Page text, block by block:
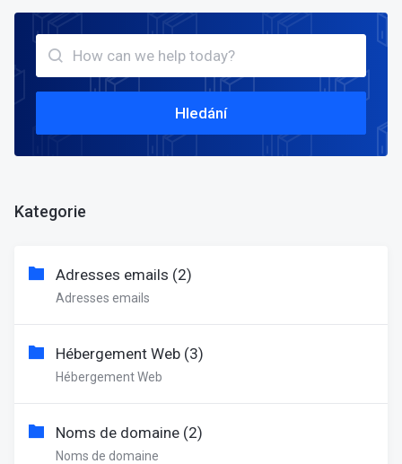
Hledání
Kategorie
Adresses emails (2)
Adresses emails
Hébergement Web (3)
Hébergement Web
Noms de domaine (2)
Noms de domaine